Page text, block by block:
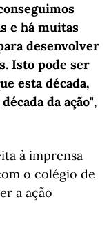
e há muitas
desenvolver
Isto pode ser
esta década,
da ação",
à imprensa
o colégio de
a ação